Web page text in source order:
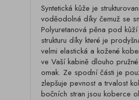
Syntetická kůže je
voděodolná díky čemuž se
Polyuretanová pěna pod
strukturu díky které je
velmi elastická a kožené
ve Vaší kabině dlouho
omak. Ze spodní části je
zlepšuje pevnost a trvalost
bočních stran jsou koberce